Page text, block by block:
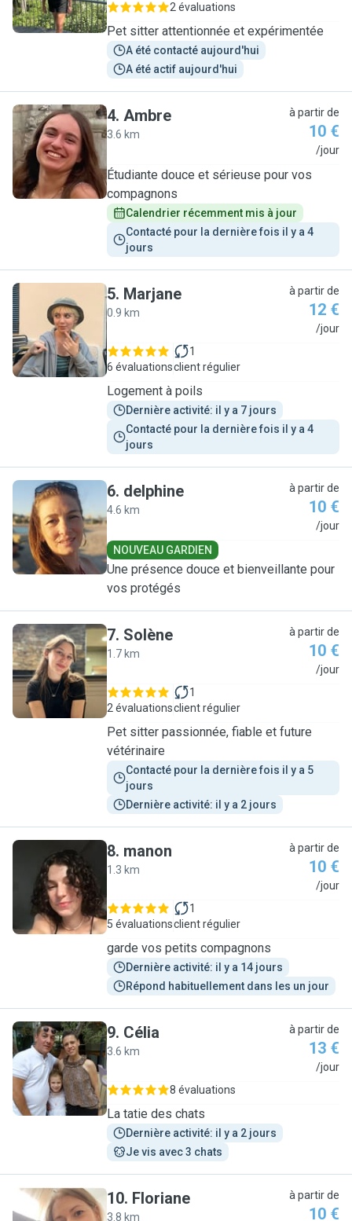
2 évaluations
Pet sitter attentionnée et expérimentée
A été contacté aujourd'hui
A été actif aujourd'hui
A
4. Ambre
3.6 km
à partir de
10 €
/jour
Étudiante douce et sérieuse pour vos
compagnons
Calendrier récemment mis à jour
Contacté pour la dernière fois il y a 4
jours
M
5. Marjane
0.9 km
à partir de
12 €
/jour
6 évaluations
1
client régulier
Logement à poils
Dernière activité: il y a 7 jours
Contacté pour la dernière fois il y a 4
jours
D
6. delphine
4.6 km
à partir de
10 €
/jour
NOUVEAU GARDIEN
Une présence douce et bienveillante pour
vos protégés
S
7. Solène
1.7 km
à partir de
10 €
/jour
2 évaluations
1
client régulier
Pet sitter passionnée, fiable et future
vétérinaire
Contacté pour la dernière fois il y a 5
jours
Dernière activité: il y a 2 jours
M
8. manon
1.3 km
à partir de
10 €
/jour
5 évaluations
1
client régulier
garde vos petits compagnons
Dernière activité: il y a 14 jours
Répond habituellement dans les un jour
C
9. Célia
3.6 km
à partir de
13 €
/jour
8 évaluations
La tatie des chats
Dernière activité: il y a 2 jours
Je vis avec 3 chats
10. Floriane
3.8 km
à partir de
10 €